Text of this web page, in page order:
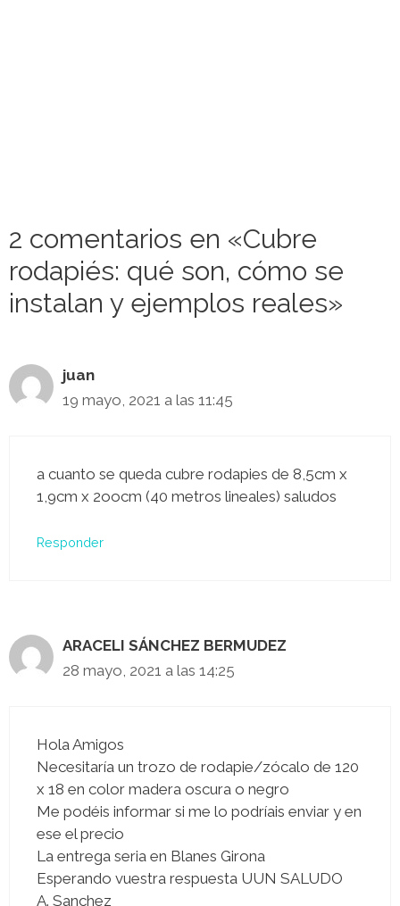
2 comentarios en «Cubre
rodapiés: qué son, cómo se
instalan y ejemplos reales»
juan
19 mayo, 2021 a las 11:45
a cuanto se queda cubre rodapies de 8,5cm x
1,9cm x 2oocm (40 metros lineales) saludos
Responder
ARACELI SÁNCHEZ BERMUDEZ
28 mayo, 2021 a las 14:25
Hola Amigos
Necesitaría un trozo de rodapie/zócalo de 120
x 18 en color madera oscura o negro
Me podéis informar si me lo podríais enviar y en
ese el precio
La entrega seria en Blanes Girona
Esperando vuestra respuesta UUN SALUDO
A. Sanchez